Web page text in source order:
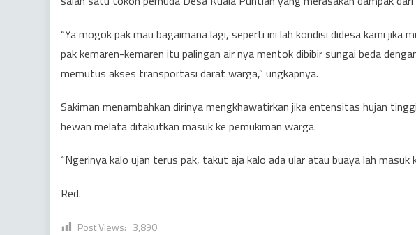
“Ya mogok pak mau bagaimana lagi, seperti ini lah kondisi didesa kami jika
pak kemaren-kemaren itu palingan air nya mentok dibibir sungai beda
memutus akses transportasi darat warga,” ungkapnya.
Sakiman menambahkan dirinya mengkhawatirkan jika entensitas hujan
hewan melata ditakutkan masuk ke pemukiman warga.
“Ngerinya kalo ujan terus pak, takut aja kalo ada ular atau buaya lah masuk
Red.
Post Views: 3,890